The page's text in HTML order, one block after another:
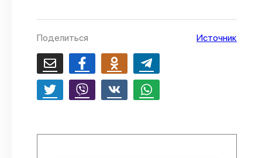
Политика конфиденциальности
Поделиться Источник